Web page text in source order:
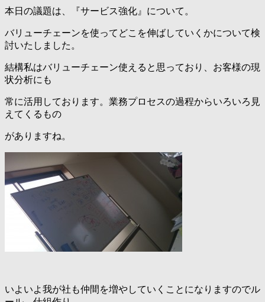
本日の議題は、『サービス強化』について。
バリューチェーンを使ってどこを伸ばしていくかについて検
討いたしました。
結構私はバリューチェーン使えると思っており、お客様の現
状分析にも
常に活用しております。業務プロセスの過程からいろいろ見
えてくるもの
がありますね。
いよいよ我が社も仲間を増やしていくことになりますのでル